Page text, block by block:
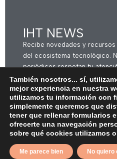
IHT NEWS
Recibe novedades y
del ecosistema tecnológico.
periódicos respetan tu
SUSCRIBIRME
©2024 IHT. Todos los derechos
También nosotros... sí,
mejor experiencia en nuestra
utilizamos tu información con
simplemente queremos que
tener que rellenar formularios
ofrecerte una navegación
sobre qué cookies utilizamos
Me parece bien No quiero